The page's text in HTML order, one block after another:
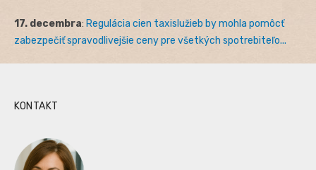
17. decembra: Regulácia cien taxislužieb by mohla pomôcť
zabezpečiť spravodlivejšie ceny pre všetkých spotrebiteľo...
KONTAKT